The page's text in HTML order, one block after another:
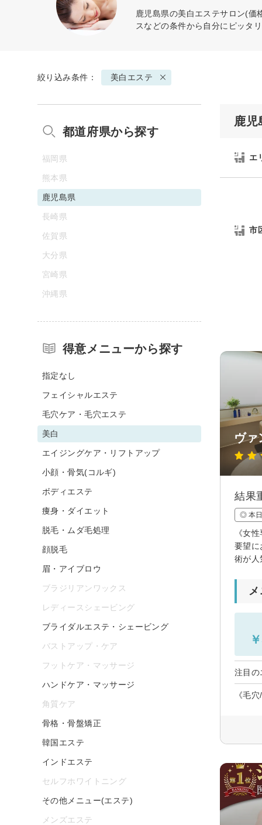
鹿児島県の美白エステサロン(価
スなどの条件から自分にピッタ
絞り込み条件： 美白エステ
鹿児
エ
市
ヴァ
結果
◎ 本
《女
要望に
術が人
注目の
《毛
都道府県から探す
福岡県
熊本県
鹿児島県
長崎県
佐賀県
大分県
宮崎県
沖縄県
得意メニューから探す
指定なし
フェイシャルエステ
毛穴ケア・毛穴エステ
美白
エイジングケア・リフトアップ
小顔・骨気(コルギ)
ボディエステ
痩身・ダイエット
脱毛・ムダ毛処理
顔脱毛
眉・アイブロウ
ブラジリアンワックス
レディースシェービング
ブライダルエステ・シェービング
バストアップ・ケア
フットケア・マッサージ
ハンドケア・マッサージ
角質ケア
骨格・骨盤矯正
韓国エステ
インドエステ
セルフホワイトニング
その他メニュー(エステ)
メンズエステ